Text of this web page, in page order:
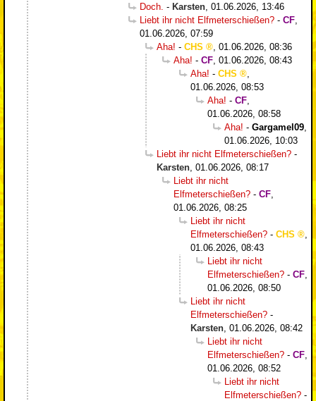
Doch. - Karsten 01.06.2026, 13:46
Liebt ihr nicht Elfmeterschießen? - CF
01.06.2026, 07:59
Aha! - CHS
01.06.2026, 08:36
Aha! - CF 01.06.2026, 08:43
Aha! - CHS
01.06.2026, 08:53
Aha! - CF
01.06.2026, 08:58
Aha! - Gargamel09
01.06.2026, 10:03
Liebt ihr nicht Elfmeterschießen? -
Karsten 01.06.2026, 08:17
Liebt ihr nicht
Elfmeterschießen? - CF
01.06.2026, 08:25
Liebt ihr nicht
Elfmeterschießen? - CHS
01.06.2026, 08:43
Liebt ihr nicht
Elfmeterschießen? - CF
01.06.2026, 08:50
Liebt ihr nicht
Elfmeterschießen? -
Karsten 01.06.2026, 08:42
Liebt ihr nicht
Elfmeterschießen? - CF
01.06.2026, 08:52
Liebt ihr nicht
Elfmeterschießen? -